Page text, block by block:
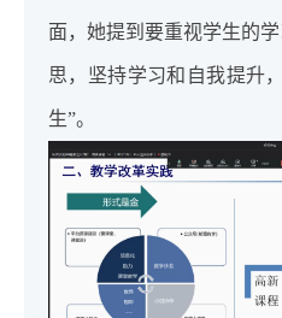
面，她提到要重视学生的
思，坚持学习和自我提升
生”。